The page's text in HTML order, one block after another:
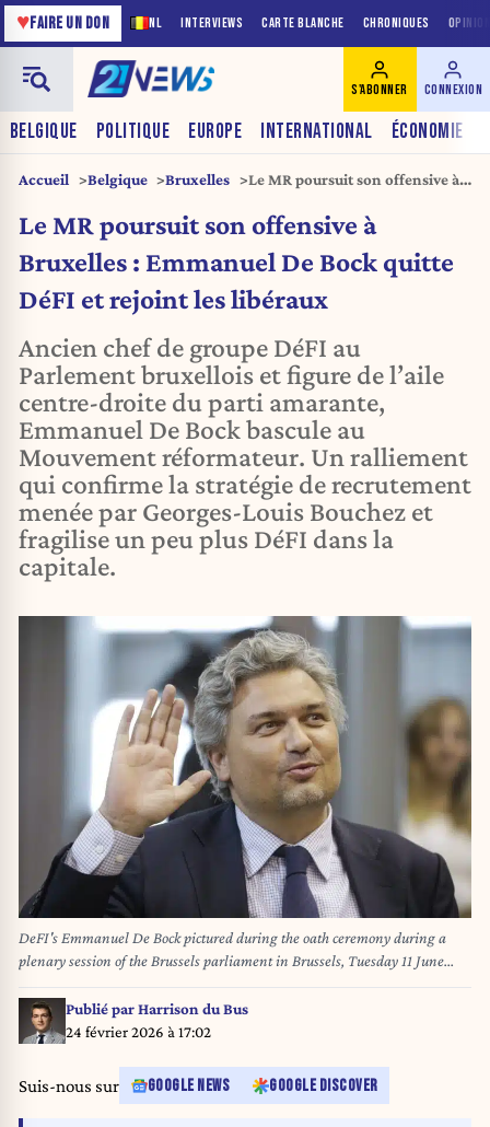
NL INTERVIEWS CARTE BLANCHE CHRONIQUES
♥FAIRE UN DON
BELGIQUE POLITIQUE EUROPE INTERNATIONAL ÉCONOMIE
S'ABONNER CONNEXION
Accueil Belgique Bruxelles
Le MR poursuit son offensive à
quitte DéFI et rejoint les
libéraux
Le MR poursuit son offensive à
Bruxelles : Emmanuel De Bock quitte
DéFI et rejoint les libéraux
Ancien chef de groupe DéFI au
Parlement bruxellois et figure de l’aile
centre-droite du parti amarante,
Emmanuel De Bock bascule au
Mouvement réformateur. Un ralliement
qui confirme la stratégie de recrutement
menée par Georges-Louis Bouchez et
fragilise un peu plus DéFI dans la
capitale.
DeFI's Emmanuel De Bock pictured during the oath ceremony during a
plenary session of the Brussels parliament in Brussels, Tuesday 11 June
2019. BELGA PHOTO THIERRY ROGE
Publié parHarrison du Bus
24 février 2026 à 17:02
Suis-nous sur GOOGLE NEWS GOOGLE DISCOVER